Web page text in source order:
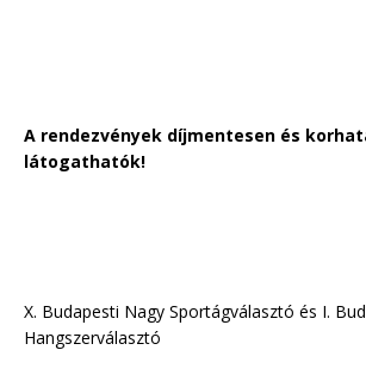
A rendezvények díjmentesen és
látogathatók!
X. Budapesti Nagy Sportágválasztó és I.
Hangszerválasztó